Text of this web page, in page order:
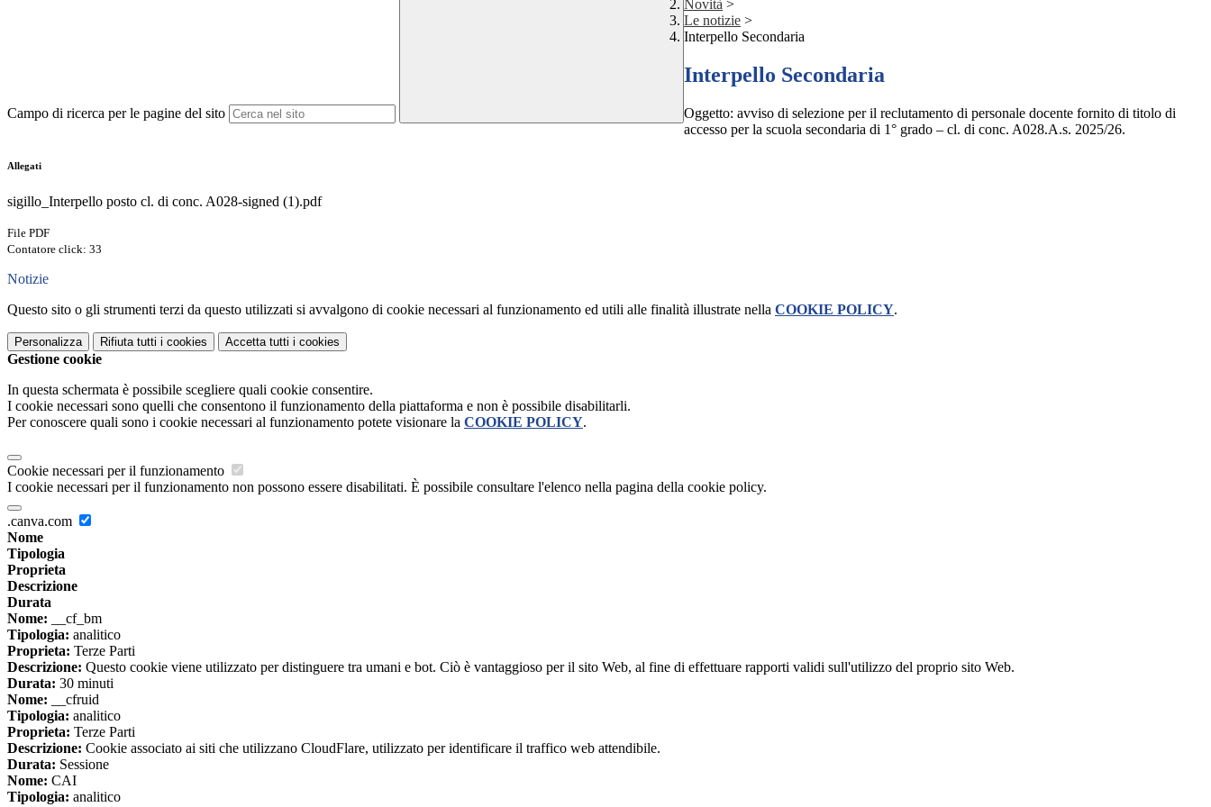
Campo di ricerca per le pagine del sito
Novità >
Le notizie >
Interpello Secondaria
Interpello Secondaria
Oggetto: avviso di selezione per il reclutamento di personale docente fornito di titolo di
accesso per la scuola secondaria di 1° grado – cl. di conc. A028.A.s. 2025/26.
Allegati
sigillo_Interpello posto cl. di conc. A028-signed (1).pdf
File PDF
Contatore click: 33
Notizie
Questo sito o gli strumenti terzi da questo utilizzati si avvalgono di cookie necessari al funzionamento ed utili alle finalità illustrate nella COOKIE POLICY.
Personalizza Rifiuta tutti i cookies Accetta tutti i cookies
Gestione cookie
In questa schermata è possibile scegliere quali cookie consentire.
I cookie necessari sono quelli che consentono il funzionamento della piattaforma e non è possibile disabilitarli.
Per conoscere quali sono i cookie necessari al funzionamento potete visionare la COOKIE POLICY.
Cookie necessari per il funzionamento
I cookie necessari per il funzionamento non possono essere disabilitati. È possibile consultare l'elenco nella pagina della cookie policy.
.canva.com
Nome
Tipologia
Proprieta
Descrizione
Durata
Nome: __cf_bm
Tipologia: analitico
Proprieta: Terze Parti
Descrizione: Questo cookie viene utilizzato per distinguere tra umani e bot. Ciò è vantaggioso per il sito Web, al fine di effettuare rapporti validi sull'utilizzo del proprio sito Web.
Durata: 30 minuti
Nome: __cfruid
Tipologia: analitico
Proprieta: Terze Parti
Descrizione: Cookie associato ai siti che utilizzano CloudFlare, utilizzato per identificare il traffico web attendibile.
Durata: Sessione
Nome: CAI
Tipologia: analitico